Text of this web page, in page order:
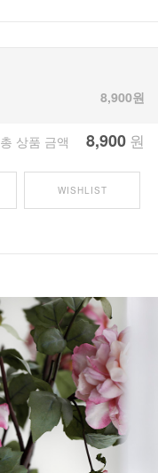
8,900원
총 상품 금액 8,900 원
WISHLIST